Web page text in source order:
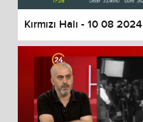
Kırmızı Halı - 10 08 2024